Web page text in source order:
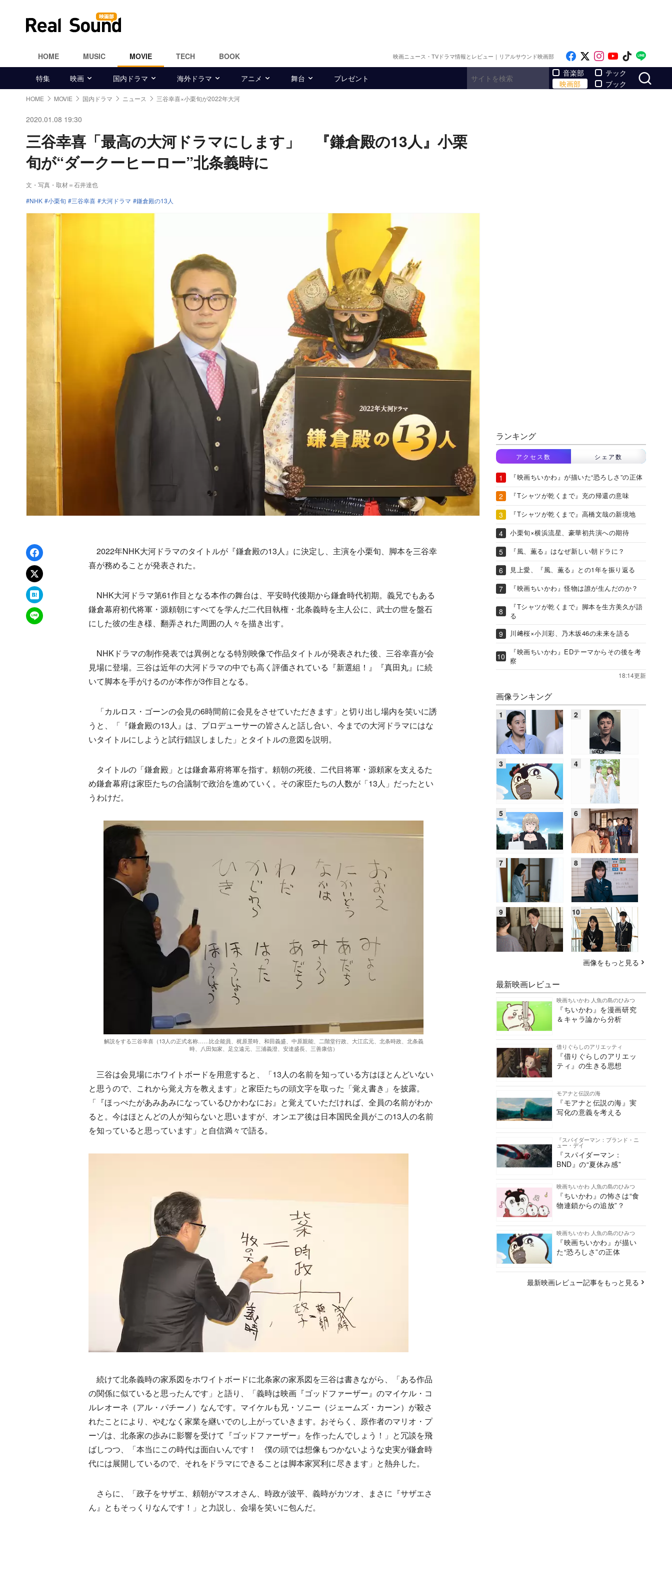
HOME MUSIC MOVIE TECH BOOK 映画ニュース・TVドラマ情報とレビュー｜リアルサウンド映画部 Like on Facebook
Follow on x
Follow on
Follow on
Follow
特集 映画 国内ドラマ 海外ドラマ アニメ 舞台 プレゼント
音楽部
映画部
テック
ブック
HOME MOVIE 国内ドラマ ニュース 三谷幸喜×小栗旬が2022年大河
2020.01.08 19:30
三谷幸喜「最高の大河ドラマにします」 『鎌倉殿の13人』小栗
旬が“ダークーヒーロー”北条義時に
文・写真・取材＝石井達也
NHK
小栗旬 三谷幸喜 大河ドラマ 鎌倉殿の13人
Facebookでシェア
xでポスト
はてなブックマーク
LINEで送る
2022年NHK大河ドラマのタイトルが『鎌倉殿の13人』に決定し、主演を小栗旬、脚本を三谷幸
喜が務めることが発表された。
NHK大河ドラマ第61作目となる本作の舞台は、平安時代後期から鎌倉時代初期。義兄でもある
鎌倉幕府初代将軍・源頼朝にすべてを学んだ二代目執権・北条義時を主人公に、武士の世を盤石
にした彼の生き様、翻弄された周囲の人々を描き出す。
NHKドラマの制作発表では異例となる特別映像で作品タイトルが発表された後、三谷幸喜が会
見場に登場。三谷は近年の大河ドラマの中でも高く評価されている『新選組！』『真田丸』に続
いて脚本を手がけるのが本作が3作目となる。
「カルロス・ゴーンの会見の6時間前に会見をさせていただきます」と切り出し場内を笑いに誘
うと、「『鎌倉殿の13人』は、プロデューサーの皆さんと話し合い、今までの大河ドラマにはな
いタイトルにしようと試行錯誤しました」とタイトルの意図を説明。
タイトルの「鎌倉殿」とは鎌倉幕府将軍を指す。頼朝の死後、二代目将軍・源頼家を支えるた
め鎌倉幕府は家臣たちの合議制で政治を進めていく。その家臣たちの人数が「13人」だったとい
うわけだ。
解説をする三谷幸喜（13人の正式名称……比企能員、梶原景時、和田義盛、中原親能、二階堂行政、大江広元、北条時政、北条義
時、八田知家、足立遠元、三浦義澄、安達盛長、三善康信）
三谷は会見場にホワイトボードを用意すると、「13人の名前を知っている方はほとんどいない
と思うので、これから覚え方を教えます」と家臣たちの頭文字を取った「覚え書き」を披露。
「『ほっぺたがあみあみになっているひかわなにお』と覚えていただければ、全員の名前がわか
ると。今はほとんどの人が知らないと思いますが、オンエア後は日本国民全員がこの13人の名前
を知っていると思っています」と自信満々で語る。
続けて北条義時の家系図をホワイトボードに北条家の家系図を三谷は書きながら、「ある作品
の関係に似ていると思ったんです」と語り、「義時は映画『ゴッドファーザー』のマイケル・コ
ルレオーネ（アル・パチーノ）なんです。マイケルも兄・ソニー（ジェームズ・カーン）が殺さ
れたことにより、やむなく家業を継いでのし上がっていきます。おそらく、原作者のマリオ・プ
ーゾは、北条家の歩みに影響を受けて『ゴッドファーザー』を作ったんでしょう！」と冗談を飛
ばしつつ、「本当にこの時代は面白いんです！ 僕の頭では想像もつかないような史実が鎌倉時
代には展開しているので、それをドラマにできることは脚本家冥利に尽きます」と熱弁した。
さらに、「政子をサザエ、頼朝がマスオさん、時政が波平、義時がカツオ、まさに『サザエさ
ん』ともそっくりなんです！」と力説し、会場を笑いに包んだ。
ランキング
アクセス数 シェア数
『映画ちいかわ』が描いた“恐ろしさ”の正体
『Tシャツが乾くまで』充の帰還の意味
『Tシャツが乾くまで』高橋文哉の新境地
小栗旬×横浜流星、豪華初共演への期待
『風、薫る』はなぜ新しい朝ドラに？
見上愛、『風、薫る』との1年を振り返る
『映画ちいかわ』怪物は誰が生んだのか？
『Tシャツが乾くまで』脚本を生方美久が語
る
川﨑桜×小川彩、乃木坂46の未来を語る
『映画ちいかわ』EDテーマからその後を考
察
18:14更新
画像ランキング
画像をもっと見る
最新映画レビュー
映画ちいかわ 人魚の島のひみつ
『ちいかわ』を漫画研究
＆キャラ論から分析
借りぐらしのアリエッティ
『借りぐらしのアリエッ
ティ』の生きる思想
モアナと伝説の海
『モアナと伝説の海』実
写化の意義を考える
『スパイダーマン：ブランド・ニ
ュー・デイ
『スパイダーマン：
BND』の“夏休み感”
映画ちいかわ 人魚の島のひみつ
『ちいかわ』の怖さは“食
物連鎖からの追放”？
映画ちいかわ 人魚の島のひみつ
『映画ちいかわ』が描い
た“恐ろしさ”の正体
最新映画レビュー記事をもっと見る